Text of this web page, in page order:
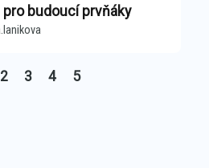
budoucí prvňáky
2 3 4 5